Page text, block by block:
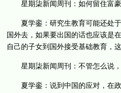
星期柒新闻周刊：如何留住富豪
夏学銮：研究生教育可能还处于
国外去，如果要出国的话也应该是
自己的子女到国外接受基础教育，这
星期柒新闻周刊：不管怎么说，
夏学銮：说到中国的应对，在政